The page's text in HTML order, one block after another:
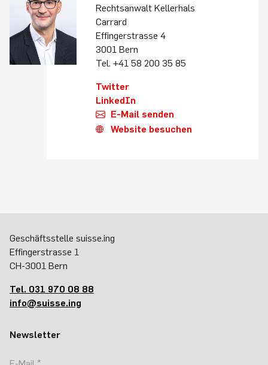
Rechtsanwalt Kellerhals
Carrard
Effingerstrasse 4
3001 Bern
Tel. +41 58 200 35 85
Twitter
LinkedIn
E-Mail senden
Website besuchen
Geschäftsstelle suisse.ing
Effingerstrasse 1
CH-3001 Bern
Tel. 031 970 08 88
info@suisse.ing
Newsletter